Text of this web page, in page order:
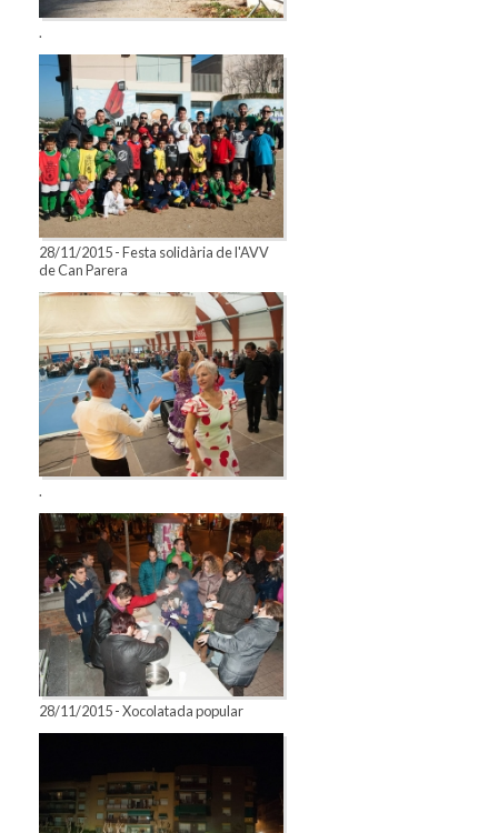
.
28/11/2015 - Festa solidària de l'AVV
de Can Parera
.
28/11/2015 - Xocolatada popular